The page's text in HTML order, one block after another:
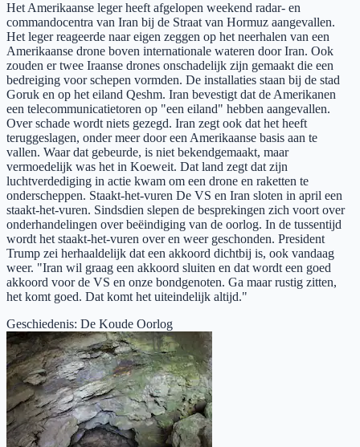
Het Amerikaanse leger heeft afgelopen weekend radar- en
commandocentra van Iran bij de Straat van Hormuz aangevallen.
Het leger reageerde naar eigen zeggen op het neerhalen van een
Amerikaanse drone boven internationale wateren door Iran. Ook
zouden er twee Iraanse drones onschadelijk zijn gemaakt die een
bedreiging voor schepen vormden. De installaties staan bij de stad
Goruk en op het eiland Qeshm. Iran bevestigt dat de Amerikanen
een telecommunicatietoren op "een eiland" hebben aangevallen.
Over schade wordt niets gezegd. Iran zegt ook dat het heeft
teruggeslagen, onder meer door een Amerikaanse basis aan te
vallen. Waar dat gebeurde, is niet bekendgemaakt, maar
vermoedelijk was het in Koeweit. Dat land zegt dat zijn
luchtverdediging in actie kwam om een drone en raketten te
onderscheppen. Staakt-het-vuren De VS en Iran sloten in april een
staakt-het-vuren. Sindsdien slepen de besprekingen zich voort over
onderhandelingen over beëindiging van de oorlog. In de tussentijd
wordt het staakt-het-vuren over en weer geschonden. President
Trump zei herhaaldelijk dat een akkoord dichtbij is, ook vandaag
weer. "Iran wil graag een akkoord sluiten en dat wordt een goed
akkoord voor de VS en onze bondgenoten. Ga maar rustig zitten,
het komt goed. Dat komt het uiteindelijk altijd."
Geschiedenis: De Koude Oorlog